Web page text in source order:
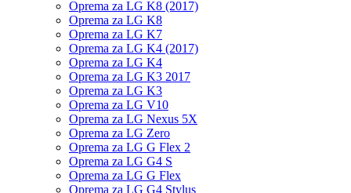
Oprema za LG K8 (2017)
Oprema za LG K8
Oprema za LG K7
Oprema za LG K4 (2017)
Oprema za LG K4
Oprema za LG K3 2017
Oprema za LG K3
Oprema za LG V10
Oprema za LG Nexus 5X
Oprema za LG Zero
Oprema za LG G Flex 2
Oprema za LG G4 S
Oprema za LG G Flex
Oprema za LG G4 Stylus